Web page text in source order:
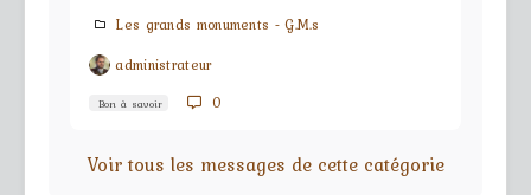
Les grands monuments - G.M.s
administrateur
Bon à savoir 0
Voir tous les messages de cette catégorie